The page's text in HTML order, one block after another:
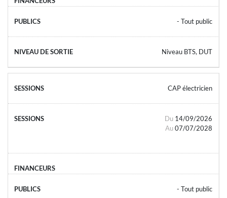
- Tout public
Niveau BTS, DUT
CAP électricien
Du 14/09/2026
Au 07/07/2028
- Tout public